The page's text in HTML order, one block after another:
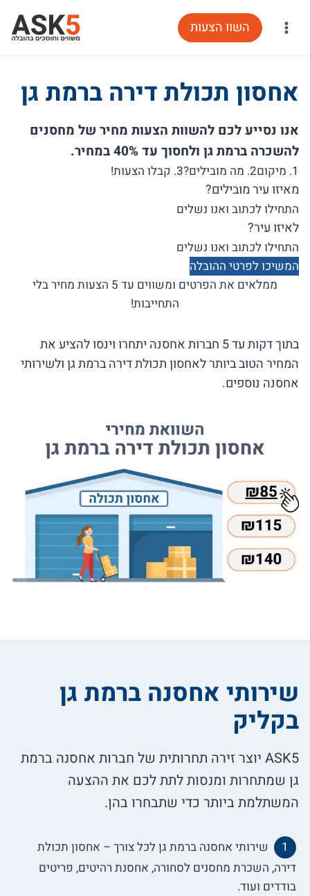
השוו הצעות
אחסון תכולת דירה ברמת גן
אנו נסייע לכם להשוות הצעות מחיר של מחסנים
להשכרה ברמת גן ולחסוך עד 40% במחיר.
1. מיקום 2. מה מובילים? 3. קבלו הצעות!
מאיזו עיר מובילים?
לאיזו עיר?
המשיכו לפרטי ההובלה
ממלאים את הפרטים ומשווים עד 5 הצעות מחיר בלי
התחייבות!
בתוך דקות עד 5 חברות אחסנה יתחרו וינסו להציע את
המחיר הטוב ביותר לאחסון תכולת דירה ברמת גן ולשירותי
אחסנה נוספים.
שירותי אחסנה ברמת גן
בקליק
ASK5 יוצר זירה תחרותית של חברות אחסנה ברמת
גן שמתחרות ומנסות לתת לכם את ההצעה
המשתלמת ביותר כדי שתבחרו בהן.
שירותי אחסנה ברמת גן לכל צורך – אחסון תכולת
דירה, השכרת מחסנים לסחורה, אחסנת רהיטים, פריטים
בודדים ועוד.